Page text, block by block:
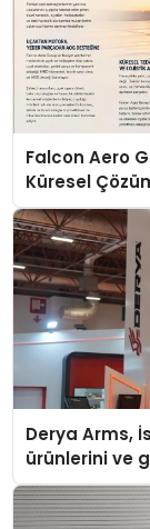
Falcon Aero
Küresel
Derya Arms,
ürünlerini ve